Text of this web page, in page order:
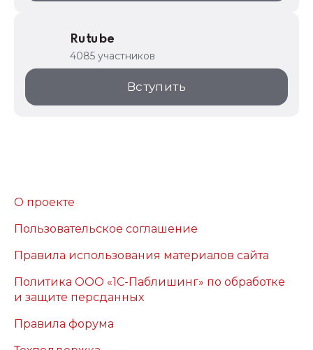
Rutube
4085 участников
Вступить
О проекте
Пользовательское соглашение
Правила использования материалов сайта
Политика ООО «1С-Паблишинг» по обработке
и защите персданных
Правила форума